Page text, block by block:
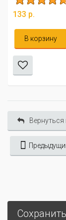
133 р.
В корзину